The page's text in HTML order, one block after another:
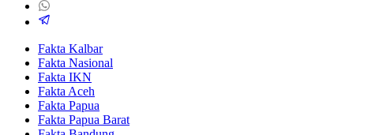
Fakta Kalbar
Fakta Nasional
Fakta IKN
Fakta Aceh
Fakta Papua
Fakta Papua Barat